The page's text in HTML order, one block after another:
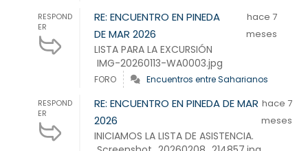
RESPOND
ER
RE: ENCUENTRO EN PINEDA
DE MAR 2026
LISTA PARA LA EXCURSIÓN
IMG-20260113-WA0003.jpg
hace 7
meses
FORO Encuentros entre Saharianos
RESPOND
ER
RE: ENCUENTRO EN PINEDA DE MAR
2026
INICIAMOS LA LISTA DE ASISTENCIA.
hace 7
meses